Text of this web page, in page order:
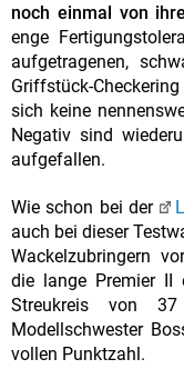
noch einmal von
enge
aufgetragenen,
Griffstück-
sich keine
Negativ sind
aufgefallen.
Wie schon bei der
auch bei dieser
Wackelzubringern
die lange Premier II
Streukreis von
Modellschwester
vollen Punktzahl.